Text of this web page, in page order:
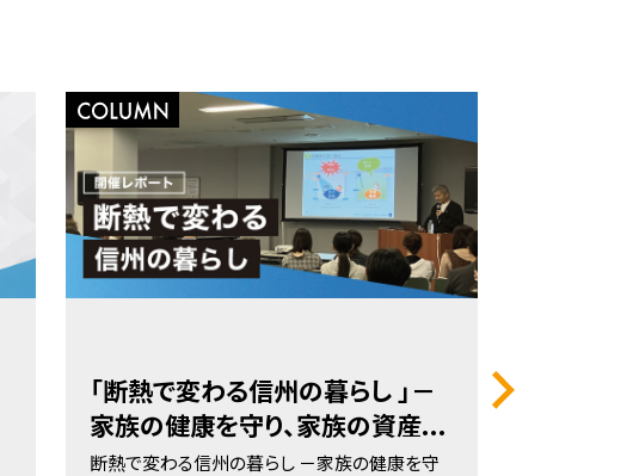
「断熱で変わる信州の暮らし 」－
家族の健康を守り、家族の資産...
断熱で変わる信州の暮らし －家族の健康を守